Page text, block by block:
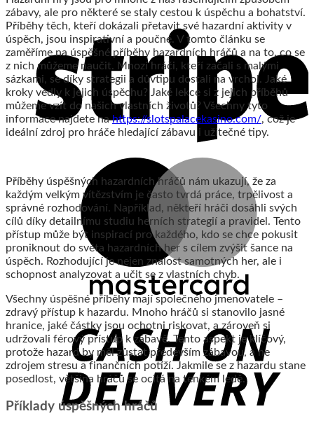
zábavy, ale pro některé se staly cestou k úspěchu a bohatství.
Příběhy těch, kteří dokázali přetavit své hazardní aktivity v
úspěch, jsou inspirativní a poučné. V tomto článku se
zaměříme na úspěšné příběhy hazardních hráčů a na to, co se
z nich můžeme naučit. Mnozí hráči, kteří začali s malými
sázkami, se díky strategii a důvtipu dostali na vrchol. Jaké
kroky vedly k jejich úspěchu? Jaké lekce si z jejich příběhů
můžeme vzít do našich vlastních životů? Všechny tyto
informace najdete nahttps://slotspalacekasino.com/, což je
ideální zdroj pro hráče hledající zábavu i užitečné tipy.
Příběhy úspěšných hazardních hráčů nám ukazují, že za
každým velkým vítězstvím je často tvrdá práce, trpělivost a
správné rozhodování. Například, někteří hráči dosáhli svých
cílů díky detailnímu studiu herních strategií a pravidel. Tento
přístup může být inspirací pro každého, kdo se chce pokusit
proniknout do světa hazardních her s cílem zvýšit šance na
úspěch. Rozhodující je nejen znalost samotných her, ale i
schopnost analyzovat a učit se z vlastních chyb.
Všechny úspěšné příběhy mají společného jmenovatele –
zdravý přístup k hazardu. Mnoho hráčů si stanovilo jasné
hranice, jaké částky jsou ochotni riskovat, a zároveň si
udržovali férový přístup k zábavě. Tento aspekt je klíčový,
protože hazard by měl zůstat především zábavou, a ne
zdrojem stresu a finančních potíží. Jakmile se z hazardu stane
posedlost, většina hráčů se ocitá na tenkém ledě.
Příklady úspěšných hráčů